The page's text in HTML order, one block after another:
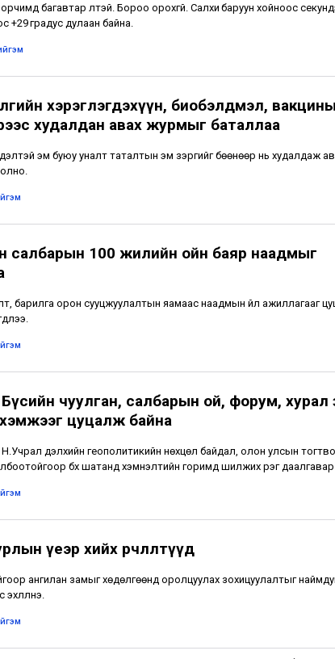
багавтар үүлтэй. Бороо орохгүй. Салхи баруун хойноос
+29 градус дулаан байна.
хэрэглэгдэхүүн, биобэлдмэл,
худалдан авах журмыг баталлаа
эм буюу уналт таталтын эм зэргийг бөөнөөр нь худалдаж
салбарын 100 жилийн ойн баяр наадмыг
барилга орон сууцжуулалтын яамаас наадмын үйл ажиллагааг
чуулган, салбарын ой, форум, хурал
хэмжээг цуцалж байна
дэлхийн геополитикийн нөхцөл байдал, олон улсын
бүх шатанд хэмнэлтийн горимд шилжих үүрэг даалгавар
үеэр хийх өөрчлөлтүүд
ангилан замыг хөдөлгөөнд оролцуулах зохицуулалтыг